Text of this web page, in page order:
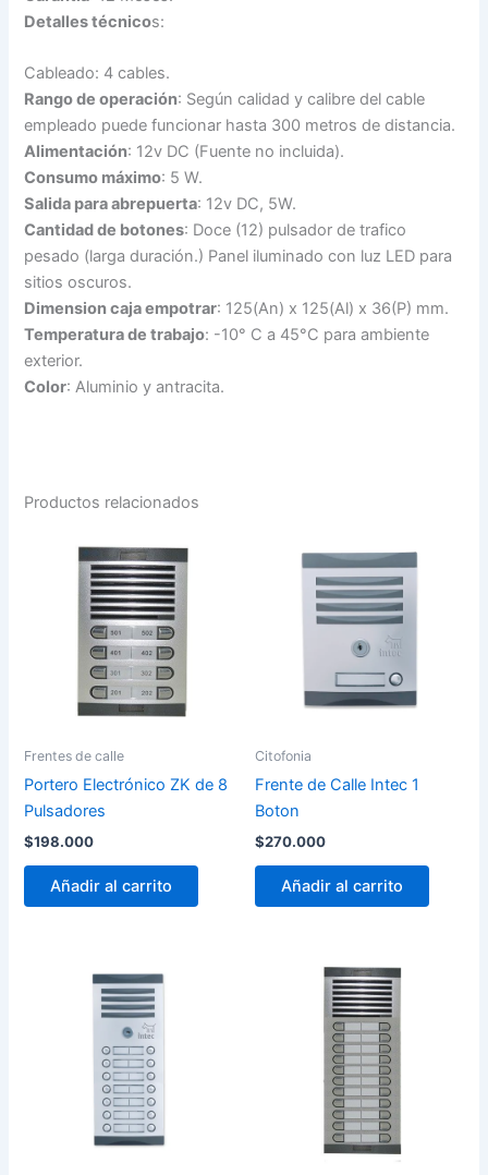
Detalles técnicos:
Cableado: 4 cables.
Rango de operación: Según calidad y calibre del cable
empleado puede funcionar hasta 300 metros de distancia.
Alimentación: 12v DC (Fuente no incluida).
Consumo máximo: 5 W.
Salida para abrepuerta: 12v DC, 5W.
Cantidad de botones: Doce (12) pulsador de trafico
pesado (larga duración.) Panel iluminado con luz LED para
sitios oscuros.
Dimension caja empotrar: 125(An) x 125(Al) x 36(P) mm.
Temperatura de trabajo: -10° C a 45°C para ambiente
exterior.
Color: Aluminio y antracita.
Productos relacionados
Frentes de calle
Portero Electrónico ZK de 8
Pulsadores
$198.000
Añadir al carrito
Citofonia
Frente de Calle Intec 1
Boton
$270.000
Añadir al carrito